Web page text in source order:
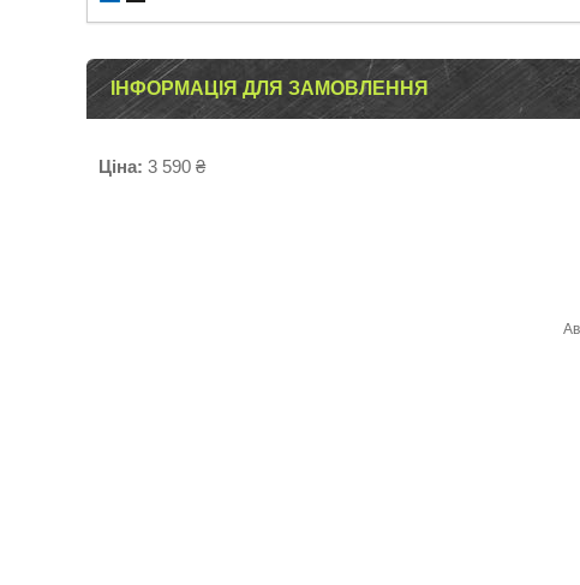
ІНФОРМАЦІЯ ДЛЯ ЗАМОВЛЕННЯ
Ціна: 3 590 ₴